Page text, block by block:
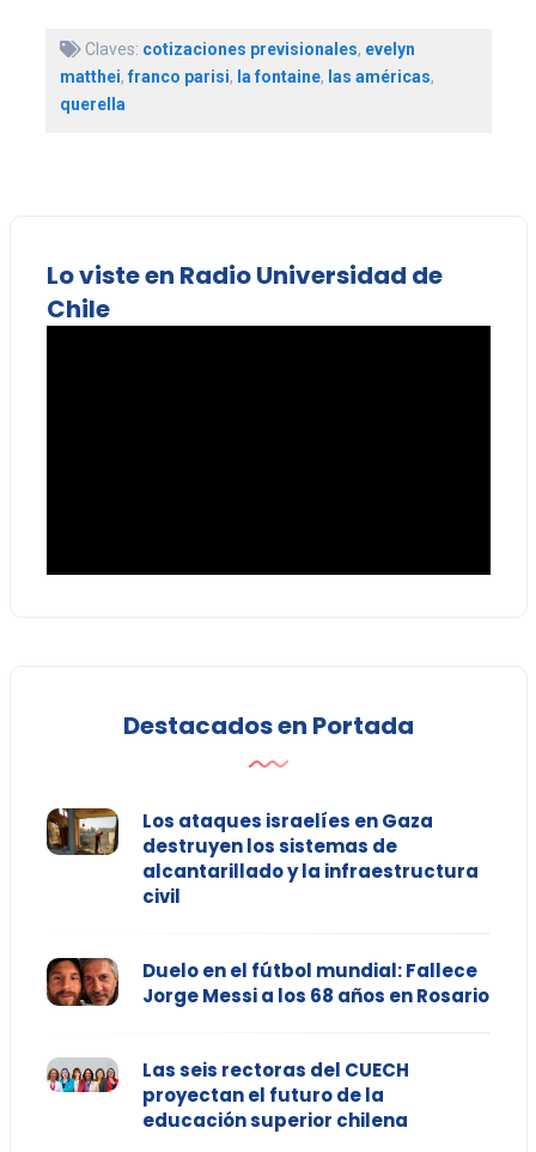
Claves: cotizaciones previsionales, evelyn
matthei,franco parisi, la fontaine, las américas,
querella
Lo viste en Radio Universidad de
Chile
Destacados en Portada
Los ataques israelíes en Gaza
destruyen los sistemas de
alcantarillado y la infraestructura
civil
Duelo en el fútbol mundial: Fallece
Jorge Messi a los 68 años en Rosario
Las seis rectoras del CUECH
proyectan el futuro de la
educación superior chilena